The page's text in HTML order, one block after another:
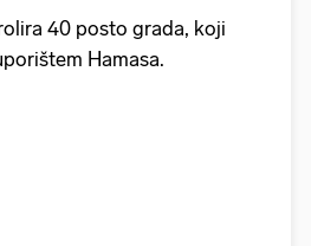
40 posto grada, koji
Hamasa.